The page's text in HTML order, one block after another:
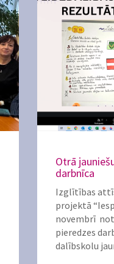
Otrā
darbnīca
Izglītības
projektā
novembrī
pieredzes
dalībskolu